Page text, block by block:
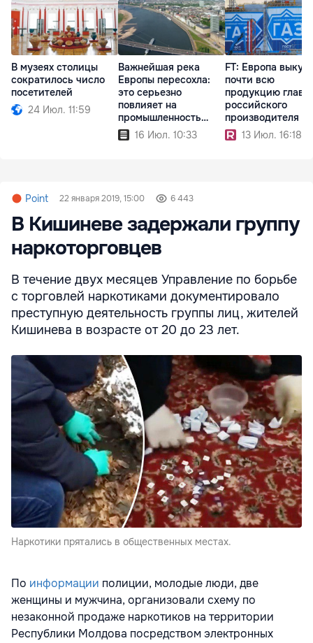
В музеях столицы
сократилось число
посетителей
24 Июл. 11:59
Важнейшая река
Европы пересохла:
это серьезно
повлияет на
промышленность
континента
16 Июл. 10:33
FT: Европа
почти всю
продукцию
российского
производителя
13 Июл. 16:18
Point 22 января 2019, 15:00 6 443
В Кишиневе задержали группу
наркоторговцев
В течение двух месяцев Управление по борьбе
с торговлей наркотиками документировало
преступную деятельность группы лиц, жителей
Кишинева в возрасте от 20 до 23 лет.
Наркотики прятались в общественных местах.
По информации полиции, молодые люди, две
женщины и мужчина, организовали схему по
незаконной продаже наркотиков на территории
Республики Молдова посредством электронных